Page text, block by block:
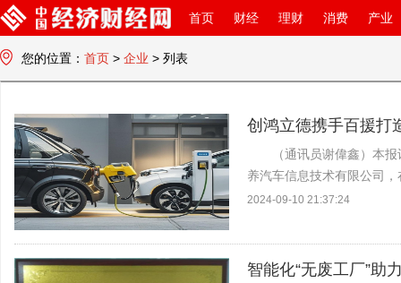
中国经济财经网
首页 财经 理财 消费 产业
您的位置： 首页 > 企业 > 列表
创鸿立德携手百援打
（通讯员谢偉鑫）本
养汽车信息技术有限公司
肩，强强联手，共同打造
2024-09-10 21:37:24
智能化“无废工厂”助